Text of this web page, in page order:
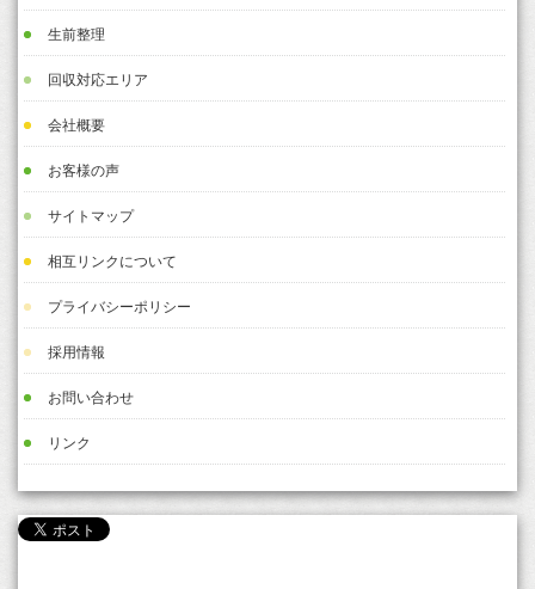
生前整理
回収対応エリア
会社概要
お客様の声
サイトマップ
相互リンクについて
プライバシーポリシー
採用情報
お問い合わせ
リンク